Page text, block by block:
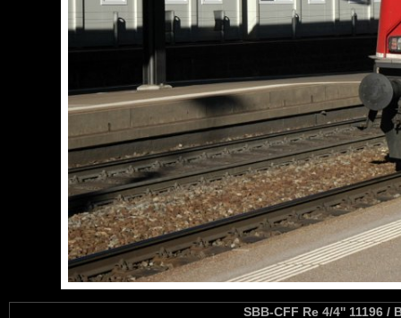
SBB-CFF Re 4/4'' 11196 /